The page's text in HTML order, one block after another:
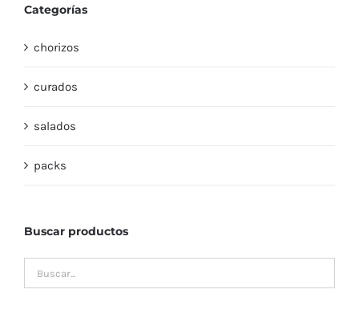
Categorías
chorizos
curados
salados
packs
Buscar productos